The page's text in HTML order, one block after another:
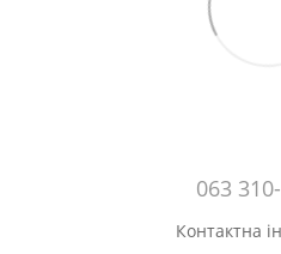
063
Контактна